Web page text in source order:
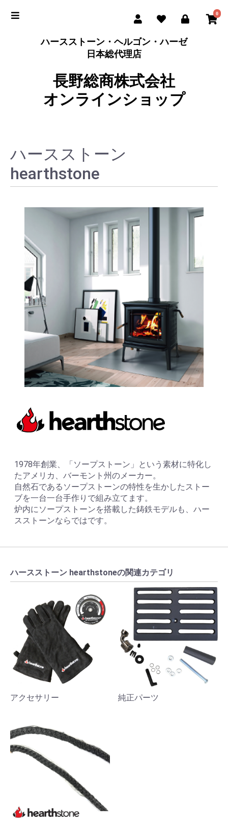
0
ハースストーン・ヘルゴン・ハーゼ
日本総代理店
長野総商株式会社
オンラインショップ
ハースストーン
hearthstone
1978年創業、「ソープストーン」という素材に特化し
たアメリカ、バーモント州のメーカー。
自然石であるソープストーンの特性を生かしたストー
ブを一台一台手作りで組み立てます。
炉内にソープストーンを搭載した鋳鉄モデルも、ハー
スストーンならではです。
ハースストーン hearthstoneの関連カテゴリ
アクセサリー 純正パーツ